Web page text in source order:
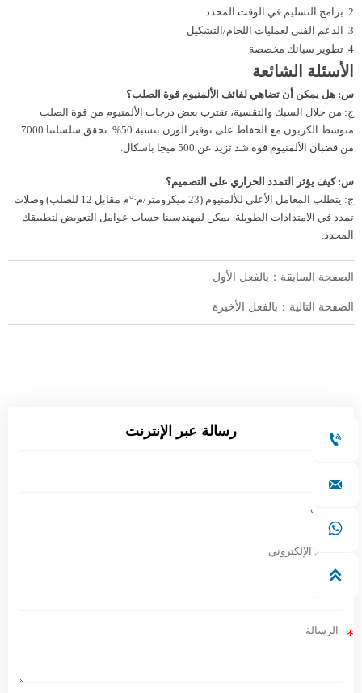
برامج التسليم في الوقت المحدد
الدعم الفني لعمليات اللحام/التشكيل
تطوير سبائك مخصصة
الأسئلة الشائعة
س: هل يمكن أن تضاهي لفائف الألمنيوم قوة الصلب؟
ج: من خلال السبك والتقسية، تقترب بعض درجات الألمنيوم من قوة الصلب
متوسط الكربون مع الحفاظ على توفير الوزن بنسبة 50%. تحقق سلسلتنا 7000
من قضبان الألمنيوم قوة شد تزيد عن 500 ميجا باسكال.
س: كيف يؤثر التمدد الحراري على التصميم؟
ج: يتطلب المعامل الأعلى للألمنيوم (23 ميكرومتر/م·°م مقابل 12 للصلب) وصلات
تمدد في الامتدادات الطويلة. يمكن لمهندسينا حساب عوامل التعويض لتطبيقك
المحدد.
الصفحة السابقة：بالفعل الأول
الصفحة التالية：بالفعل الأخيرة
رسالة عبر الإنترنت



